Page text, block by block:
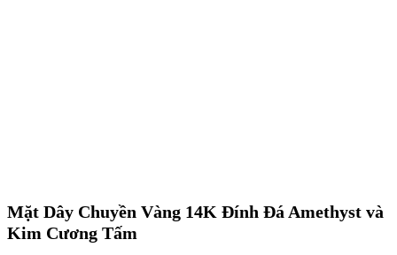
Mặt Dây Chuyền Vàng 14K Đính Đá Amethyst và
Kim Cương Tấm